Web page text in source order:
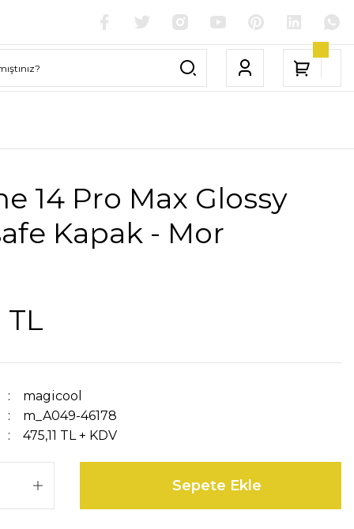
14 Pro Max Glossy
Kapak - Mor
TL
magicool
m_A049-46178
475,11 TL + KDV
Sepete Ekle